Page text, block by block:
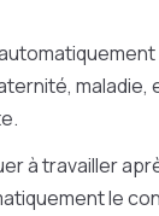
maladie,
à travailler
le